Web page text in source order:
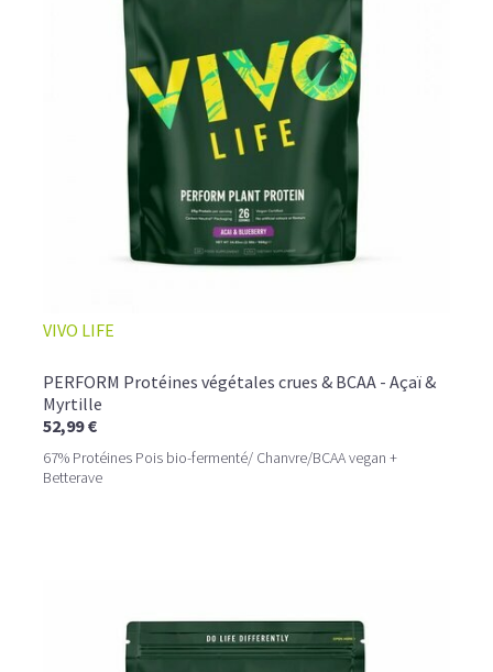
VIVO LIFE
PERFORM Protéines végétales crues & BCAA - Açaï &
Myrtille
52,99 €
67% Protéines Pois bio-fermenté/ Chanvre/BCAA vegan +
Betterave